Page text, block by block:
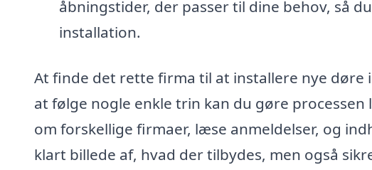
åbningstider, der passer til dine behov, så
installation.
At finde det rette firma til at installere nye
at følge nogle enkle trin kan du gøre
om forskellige firmaer, læse anmeldelser, og
klart billede af, hvad der tilbydes, men også